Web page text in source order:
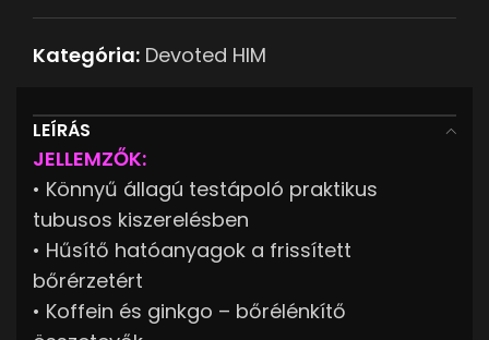
Kategória: Devoted HIM
LEÍRÁS
JELLEMZŐK:
• Könnyű állagú testápoló praktikus
tubusos kiszerelésben
• Hűsítő hatóanyagok a frissített
bőrérzetért
• Koffein és ginkgo – bőrélénkítő